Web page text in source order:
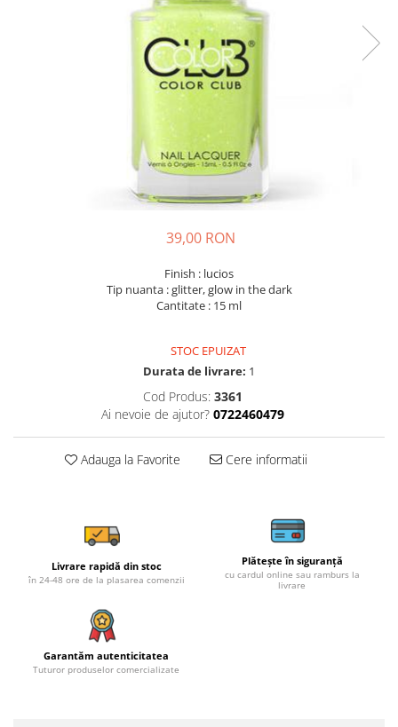
39,00 RON
Finish : lucios
Tip nuanta : glitter, glow in the dark
Cantitate : 15 ml
STOC EPUIZAT
Durata de livrare: 1
Cod Produs: 3361
Ai nevoie de ajutor? 0722460479
Adauga la Favorite Cere informatii
Livrare rapidă din stoc
în 24-48 ore de la plasarea comenzii
Plătește în siguranță
cu cardul online sau ramburs la
livrare
Garantăm autenticitatea
Tuturor produselor comercializate